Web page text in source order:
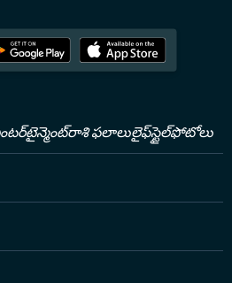
రాశి ఫలాలులైఫ్‌స్టైల్ఫోటోలు